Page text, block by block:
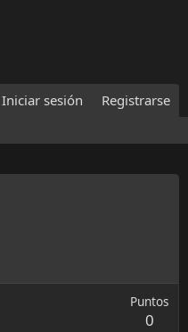
Iniciar sesión Registrarse
Puntos
0